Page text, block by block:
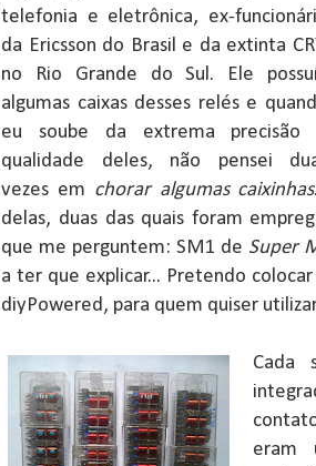
telefonia e eletrônica, ex-
da Ericsson do Brasil e da extinta
no Rio Grande do Sul. Ele
algumas caixas desses relés e
eu soube da extrema precisão
qualidade deles, não pensei
vezes em chorar algumas caixinhas
delas, duas das quais foram
que me perguntem: SM1 de Super
a ter que explicar... Pretendo
diyPowered, para quem quiser
Cada
eram